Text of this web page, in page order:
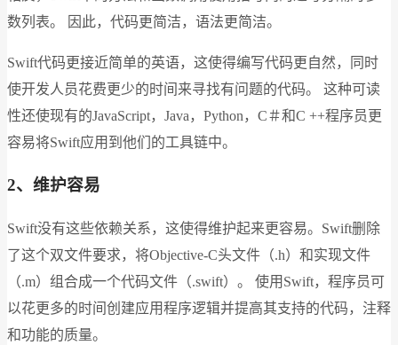
数列表。 因此，代码更简洁，语法更简洁。
Swift代码更接近简单的英语，这使得编写代码更自然，同时
使开发人员花费更少的时间来寻找有问题的代码。 这种可读
性还使现有的JavaScript，Java，Python，C＃和C ++程序员更
容易将Swift应用到他们的工具链中。
2、维护容易
Swift没有这些依赖关系，这使得维护起来更容易。Swift删除
了这个双文件要求，将Objective-C头文件（.h）和实现文件
（.m）组合成一个代码文件（.swift）。 使用Swift，程序员可
以花更多的时间创建应用程序逻辑并提高其支持的代码，注释
和功能的质量。